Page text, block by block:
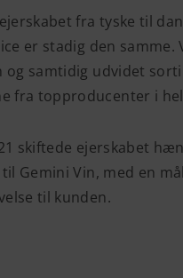
fra tyske til
er stadig den
og samtidig udvidet
fra topproducenter i
skiftede ejerskabet
til Gemini Vin, med en
til kunden.